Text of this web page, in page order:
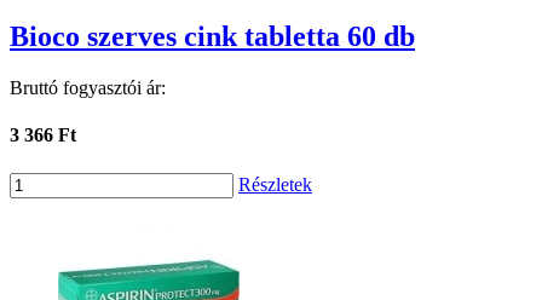
Bioco szerves cink tabletta 60 db
Bruttó fogyasztói ár:
3 366 Ft
Részletek